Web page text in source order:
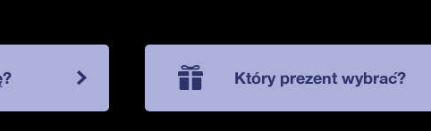
Który prezent wybrać?